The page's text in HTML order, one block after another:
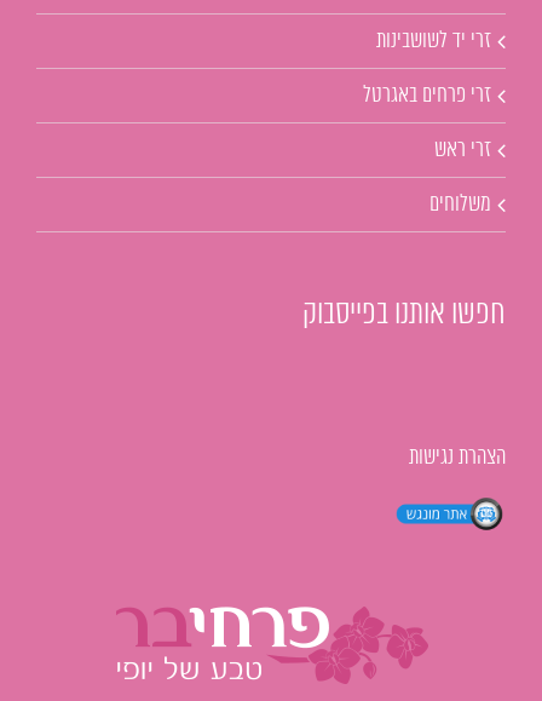
זרי יד לשושבינות
זרי פרחים באגרטל
זרי ראש
משלוחים
חפשו אותנו בפייסבוק
הצהרת נגישות